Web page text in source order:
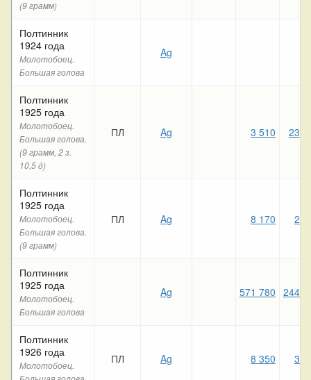
(9 грамм)
Полтинник
1924 года
Молотобоец.
Большая голова
Ag
Полтинник
1925 года
Молотобоец.
Большая голова.
(9 грамм, 2 з.
10,5 д)
ПЛ Ag 3 510 23
Полтинник
1925 года
Молотобоец.
Большая голова.
(9 грамм)
ПЛ Ag 8 170 2
Полтинник
1925 года
Молотобоец.
Большая голова
Ag 571 780 244
Полтинник
1926 года
Молотобоец.
ПЛ Ag 8 350 3